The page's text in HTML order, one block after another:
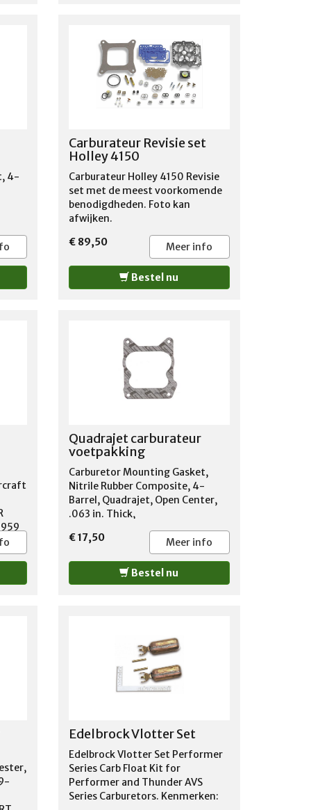
membraan voor de 2e trap ,
anders de P2452 deze is met
membraan
4-
Carburateur Revisie set
Holley 4150
Carburateur Holley 4150 Revisie
set met de meest voorkomende
benodigdheden. Foto kan
afwijken.
€ 89,50
Meer info
Bestel nu
1959
Quadrajet carburateur
voetpakking
Carburetor Mounting Gasket,
Nitrile Rubber Composite, 4-
Barrel, Quadrajet, Open Center,
.063 in. Thick,
€ 17,50
Meer info
Bestel nu
Edelbrock Vlotter Set
Edelbrock Vlotter Set Performer
Series Carb Float Kit for
Performer and Thunder AVS
Series Carburetors. Kenmerken: